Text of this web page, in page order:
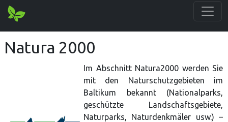
Natura 2000
Im Abschnitt Natura2000 werden Sie
mit den Naturschutzgebieten im
Baltikum bekannt (Nationalparks,
geschützte Landschaftsgebiete,
Naturparks, Naturdenkmäler usw.) –